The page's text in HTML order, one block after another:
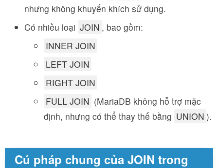
nhưng không khuyến khích sử dụng.
Có nhiều loại JOIN , bao gồm:
INNER JOIN
LEFT JOIN
RIGHT JOIN
FULL JOIN (MariaDB không hỗ trợ mặc
định, nhưng có thể thay thế bằng UNION ).
Cú pháp chung của JOIN trong